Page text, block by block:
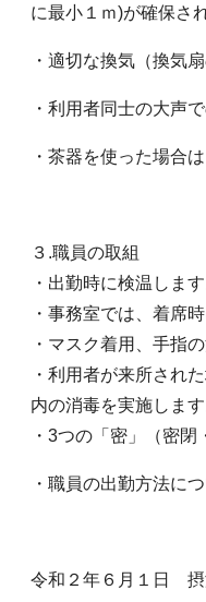
に最小１ｍ)が確保さ
・適切な換気（換気
・利用者同士の大声
・茶器を使った場合
３.職員の取組
・出勤時に検温します
・事務室では、着席
・マスク着用、手指
・利用者が来所され
内の消毒を実施します
・3つの「密」（密
・職員の出勤方法に
令和２年６月１日 摂